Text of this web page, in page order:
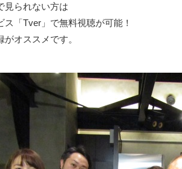
見られない方は
ス「Tver」で無料視聴が可能！
オススメです。